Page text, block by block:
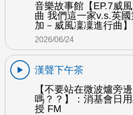
音樂故事館【EP.7威
曲 我們這一家v.s.英
加－威風凜凜進行曲
2026/06/24
漢聲下午茶
【不要站在微波爐旁
嗎？？】：消基會日
授 FM